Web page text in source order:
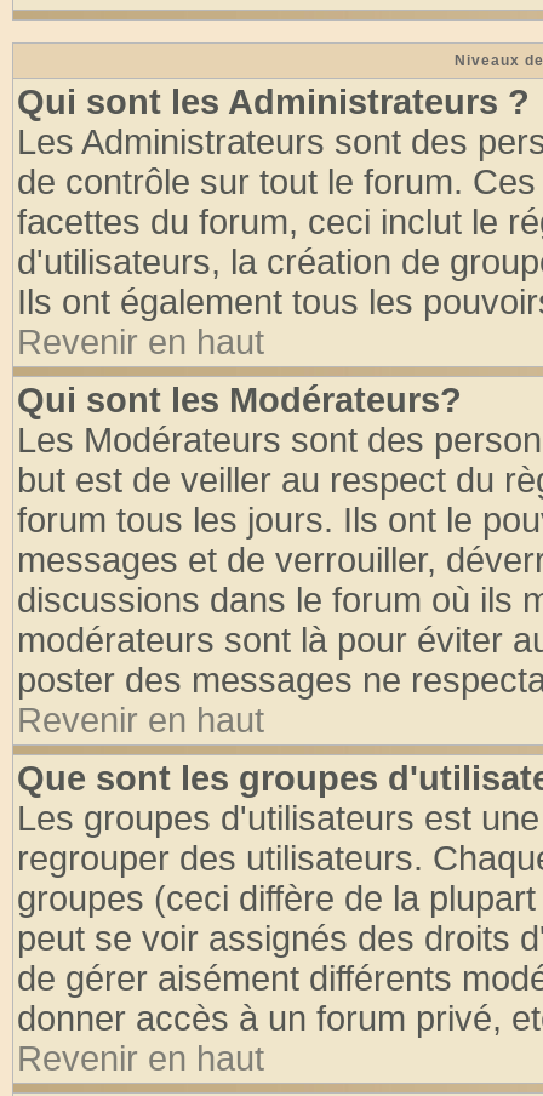
Niveaux
Qui sont les Administrateurs ?
Les Administrateurs sont des
de contrôle sur tout le forum.
facettes du forum, ceci inclut le
d'utilisateurs, la création de
Ils ont également tous les
Revenir en haut
Qui sont les Modérateurs?
Les Modérateurs sont des
but est de veiller au respect du
forum tous les jours. Ils ont le
messages et de verrouiller,
discussions dans le forum où ils
modérateurs sont là pour éviter
poster des messages ne
Revenir en haut
Que sont les groupes
Les groupes d'utilisateurs est
regrouper des utilisateurs.
groupes (ceci diffère de la
peut se voir assignés des droits
de gérer aisément différents
donner accès à un forum privé,
Revenir en haut